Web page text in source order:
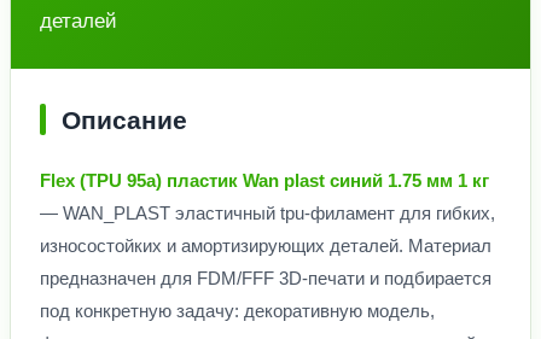
деталей
Описание
Flex (TPU 95a) пластик Wan plast синий 1.75 мм 1 кг
— WAN_PLAST эластичный tpu-филамент для гибких,
износостойких и амортизирующих деталей. Материал
предназначен для FDM/FFF 3D-печати и подбирается
под конкретную задачу: декоративную модель,